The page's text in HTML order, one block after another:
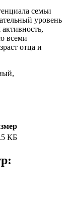
семьи
уровень
всеми
отца и
КБ